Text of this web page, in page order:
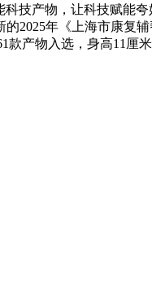
技产物，让科技赋能
2025年《上海市康复
产物入选，身高11厘